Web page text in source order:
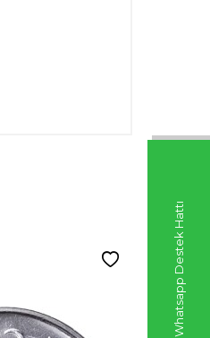
Whatsapp Destek Hattı
YENI